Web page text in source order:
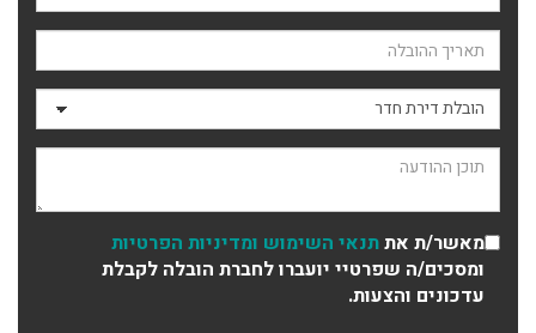
תאריך ההובלה
סוג ההובלה
תוכן ההודעה
מאשר/ת אתתנאי השימוש ומדיניות הפרטיות
ומסכים/ה שפרטיי יועברו לחברת הובלה לקבלת
עדכונים והצעות.